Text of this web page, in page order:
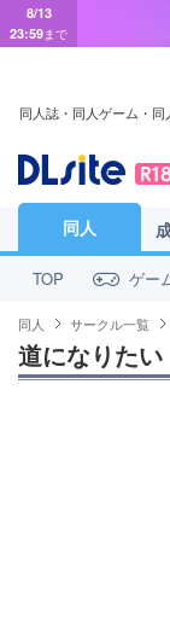
8/13
23:59まで
同人誌・同人ゲーム・
同人
TOP ゲー
同人 サークル一覧
道になりたい